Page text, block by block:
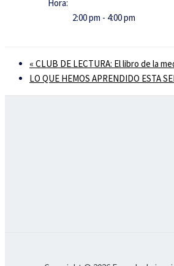
Hora:
2:00 pm - 4:00 pm
« CLUB DE LECTURA: El libro de la
LO QUE HEMOS APRENDIDO ESTA